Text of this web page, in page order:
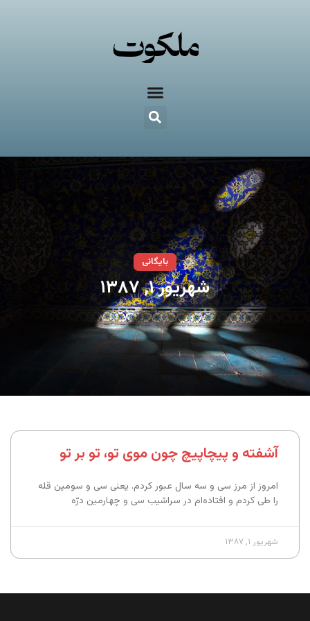
بایگانی
شهریور ۱, ۱۳۸۷
آشفته و پیچاپیچ چون موی تو، تو بر تو
امروز از مرز سی و سه سال عبور کردم. یعنی سی و سومین قله
را طی کردم و افتاده‌ام در سراشیب سی و چهارمین درّه
شهریور ۱, ۱۳۸۷